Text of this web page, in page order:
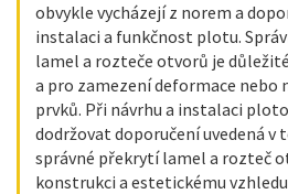
obvykle vycházejí z norem a
instalaci a funkčnost plotu.
lamel a rozteče otvorů je
a pro zamezení deformace nebo
prvků. Při návrhu a instalaci
dodržovat doporučení uvedená
správné překrytí lamel a rozteč
konstrukci a estetickému